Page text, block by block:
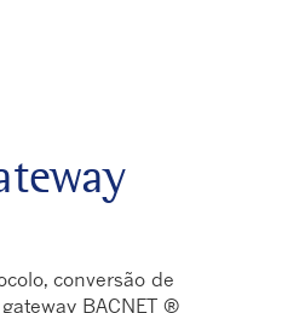
conversão de
BACNET ®